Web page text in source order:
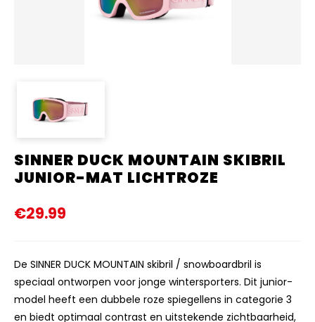
SINNER DUCK MOUNTAIN SKIBRIL
JUNIOR-MAT LICHTROZE
€29.99
De SINNER DUCK MOUNTAIN skibril / snowboardbril is
speciaal ontworpen voor jonge wintersporters. Dit junior-
model heeft een dubbele roze spiegellens in categorie 3
en biedt optimaal contrast en uitstekende zichtbaarheid,